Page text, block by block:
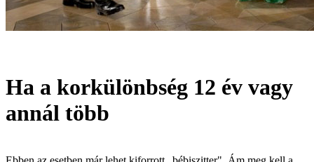
Ha a korkülönbség 12 év vagy
annál több